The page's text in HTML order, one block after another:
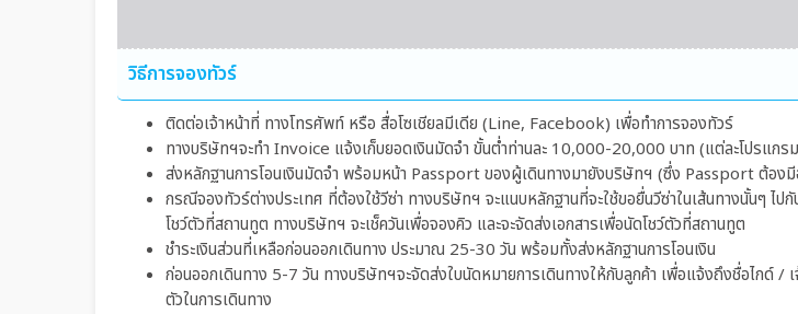
วิธีการจองทัวร์
ติดต่อเจ้าหน้าที่ ทางโทรศัพท์ หรือ สื่อโซเชียลมีเดีย (Line, Facebook) เพื่อทำการจองทัวร์
ทางบริษัทฯจะทำ Invoice แจ้งเก็บยอดเงินมัดจำ ขั้นต่ำท่านละ 10,000-20,000 บาท (แต่ละโปรแกรม
ส่งหลักฐานการโอนเงินมัดจำ พร้อมหน้า Passport ของผู้เดินทางมายังบริษัทฯ (ซึ่ง Passport ต้องมี
กรณีจองทัวร์ต่างประเทศ ที่ต้องใช้วีซ่า ทางบริษัทฯ จะแนบหลักฐานที่จะใช้ขอยื่นวีซ่าในเส้นทางนั้นๆ ไ
โชว์ตัวที่สถานทูต ทางบริษัทฯ จะเช็ควันเพื่อจองคิว และจะจัดส่งเอกสารเพื่อนัดโชว์ตัวที่สถานทูต
ชำระเงินส่วนที่เหลือก่อนออกเดินทาง ประมาณ 25-30 วัน พร้อมทั้งส่งหลักฐานการโอนเงิน
ก่อนออกเดินทาง 5-7 วัน ทางบริษัทฯจะจัดส่งใบนัดหมายการเดินทางให้กับลูกค้า เพื่อแจ้งถึงชื่อไกด์ /
ตัวในการเดินทาง